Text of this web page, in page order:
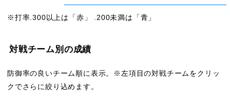
※打率.300以上は「赤」 .200未満は「青」
対戦チーム別の成績
防御率の良いチーム順に表示。※左項目の対戦チームをクリッ
クでさらに絞り込めます。